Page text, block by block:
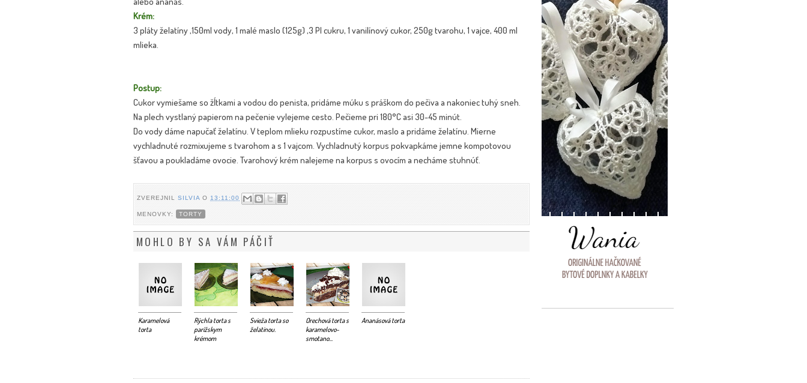
Krém:
3 pláty želatíny ,150ml vody, 1 malé maslo (125g) ,3 Pl cukru, 1 vanilínový cukor, 250g tvarohu, 1 vajce, 400 ml
mlieka.
Postup:
Cukor vymiešame so žĺtkami a vodou do penista, pridáme múku s práškom do pečiva a nakoniec tuhý sneh.
Na plech vystlaný papierom na pečenie vylejeme cesto. Pečieme pri 180°C asi 30-45 minút.
Do vody dáme napučať želatínu. V teplom mlieku rozpustíme cukor, maslo a pridáme želatínu. Mierne
vychladnuté rozmixujeme s tvarohom a s 1 vajcom. Vychladnutý korpus pokvapkáme jemne kompotovou
šťavou a poukladáme ovocie. Tvarohový krém nalejeme na korpus s ovocím a necháme stuhnúť.
ZVEREJNILSILVIAO13:11:00
MENOVKY: TORTY
MOHLO BY SA VÁM PÁČIŤ
Karamelová
torta
Rýchla torta s
parížskym
krémom
Svieža torta so
želatinou.
Orechová torta s
karamelovo-
smotano...
Ananásová torta